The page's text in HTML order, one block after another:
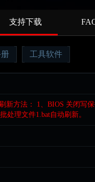
支持下载
工具软件
新方法： 1、BIOS 关闭写
处理文件1.bat自动刷新。